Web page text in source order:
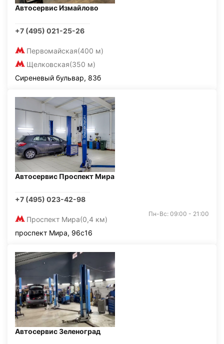
Автосервис Измайлово
+7 (495) 021-25-26
Первомайская(400 м)
Щелковская(350 м)
Сиреневый бульвар, 83б
Автосервис Проспект Мира
+7 (495) 023-42-98
Проспект Мира(0,4 км)
Пн-Вс: 09:00 - 21:00
проспект Мира, 96с16
Автосервис Зеленоград